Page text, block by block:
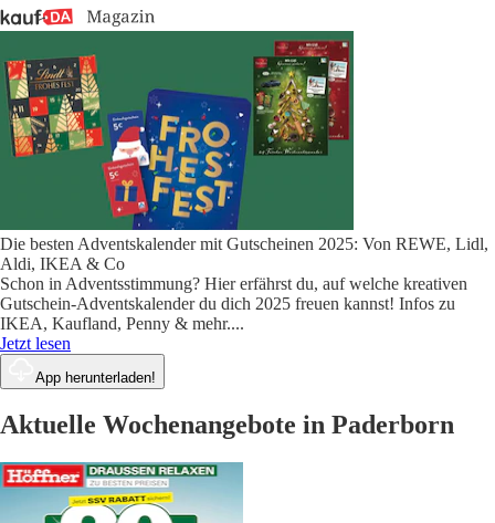
Die besten Adventskalender mit Gutscheinen 2025: Von REWE, Lidl,
Aldi, IKEA & Co
Schon in Adventsstimmung? Hier erfährst du, auf welche kreativen
Gutschein-Adventskalender du dich 2025 freuen kannst! Infos zu
IKEA, Kaufland, Penny & mehr....
Jetzt lesen
App herunterladen!
Aktuelle Wochenangebote in Paderborn